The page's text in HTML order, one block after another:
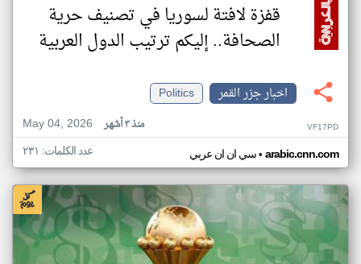
قفزة لافتة لسوريا في تصنيف حرية
الصحافة.. إليكم ترتيب الدول العربية
اخبار جزر القمر
Politics
May 04, 2026
منذ ٣ أشهر VF17PD
سي ان ان عربي• arabic.cnn.com عدد الكلمات: ٢٣١